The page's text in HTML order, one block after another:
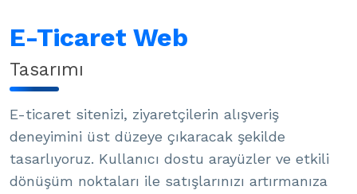
E-Ticaret Web
Tasarımı
E-ticaret sitenizi, ziyaretçilerin alışveriş
deneyimini üst düzeye çıkaracak şekilde
tasarlıyoruz. Kullanıcı dostu arayüzler ve etkili
dönüşüm noktaları ile satışlarınızı artırmanıza